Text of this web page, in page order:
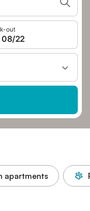
out
08/22
apartments